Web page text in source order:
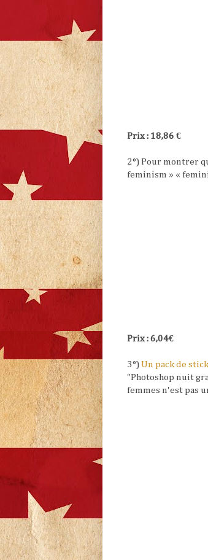
Prix : 18,86 €
2°) Pour montrer
feminism » «
Prix : 6,04€
3°) Un pack de
"Photoshop nuit
femmes n'est pas